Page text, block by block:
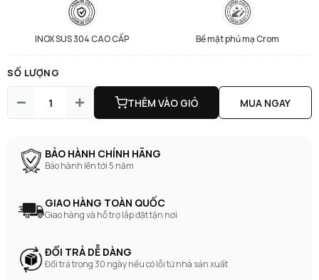
INOX SUS 304 CAO CẤP Bề mặt phủ mạ Crom
SỐ LƯỢNG
THÊM VÀO GIỎ MUA NGAY
BẢO HÀNH CHÍNH HÃNG
Bảo hành lên tới 5 năm
GIAO HÀNG TOÀN QUỐC
Giao hàng và hỗ trợ lắp đặt tận nơi
ĐỔI TRẢ DỄ DÀNG
Đổi trả trong 30 ngày nếu có lỗi từ nhà sản xuất